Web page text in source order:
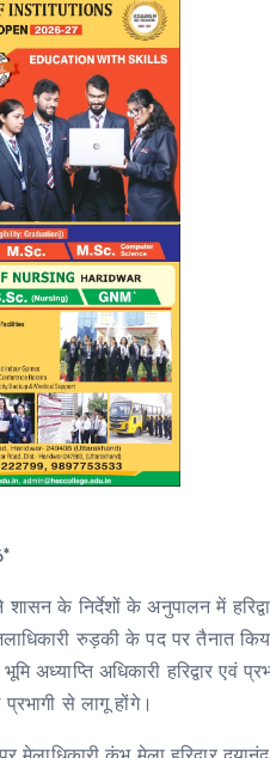
ने शासन के निर्देशों के अनुपालन में
रुड़की के पद पर तैनात
अध्याप्ति अधिकारी हरिद्वार एवं
से लागू होंगे।